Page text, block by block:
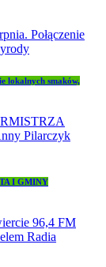
lokalnych smaków,
I GMINY